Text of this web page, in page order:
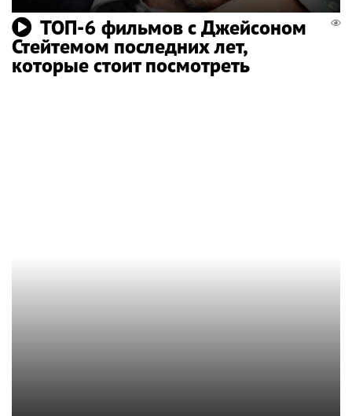
ТОП-6 фильмов с Джейсоном
Стейтемом последних лет,
которые стоит посмотреть